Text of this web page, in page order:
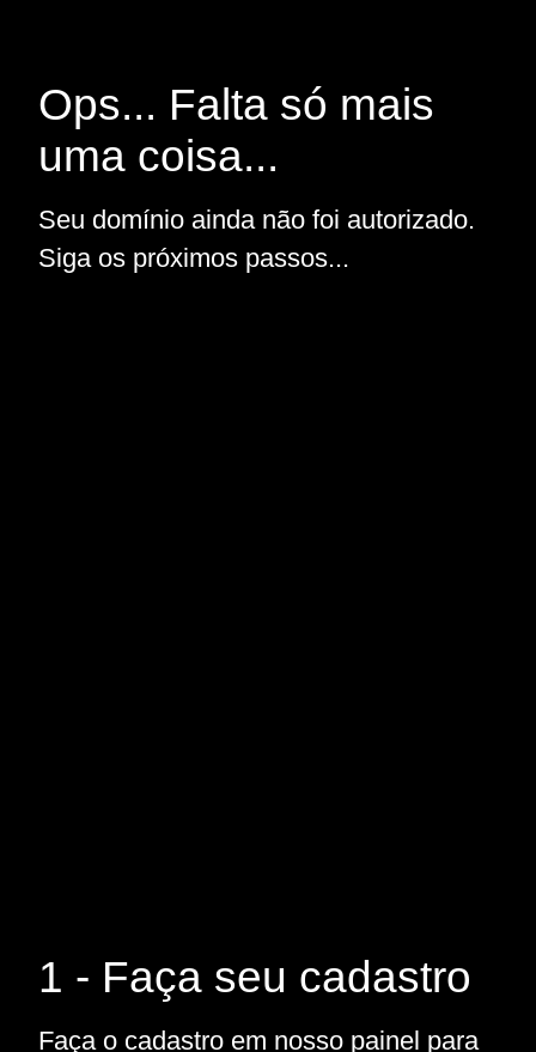
Ops... Falta só mais
uma coisa...
Seu domínio ainda não foi autorizado.
Siga os próximos passos...
1 - Faça seu cadastro
Faça o cadastro em nosso painel para